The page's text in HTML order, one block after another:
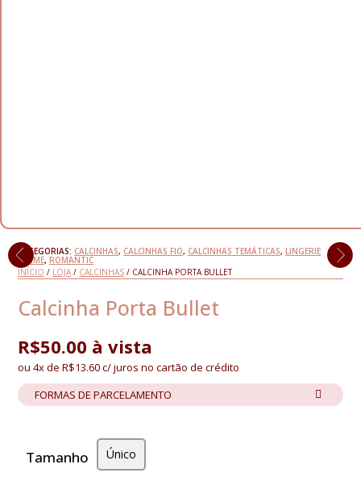
CATEGORIAS: CALCINHAS, CALCINHAS FIO, CALCINHAS TEMÁTICAS, LINGERIE
FEMME, ROMANTIC
INÍCIO / LOJA / CALCINHAS / CALCINHA PORTA BULLET
Calcinha Porta Bullet
R$50.00 à vista
ou 4x de R$13.60c/ juros no cartão de crédito
FORMAS DE PARCELAMENTO
Tamanho Único